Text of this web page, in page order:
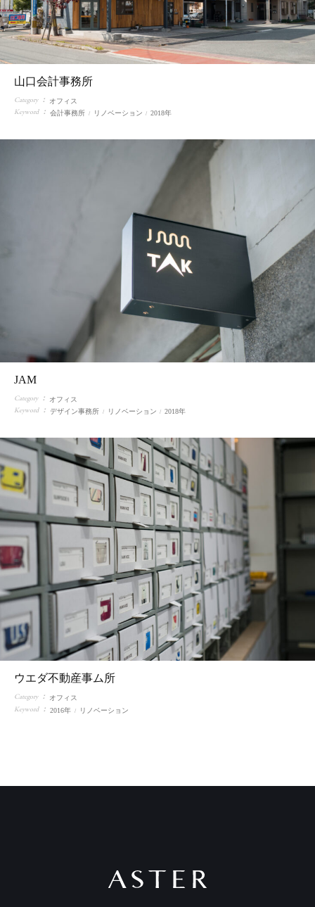
山口会計事務所
Category オフィス
Keyword 会計事務所 リノベーション 2018年
JAM
Category オフィス
Keyword デザイン事務所 リノベーション 2018年
ウエダ不動産事ム所
Category オフィス
Keyword 2016年 リノベーション